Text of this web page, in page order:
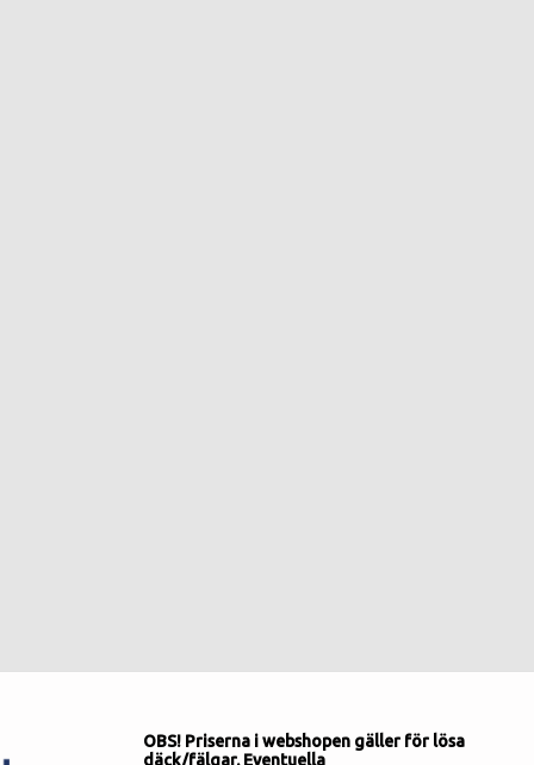
OBS! Priserna i webshopen gäller för lösa
däck/fälgar. Eventuella